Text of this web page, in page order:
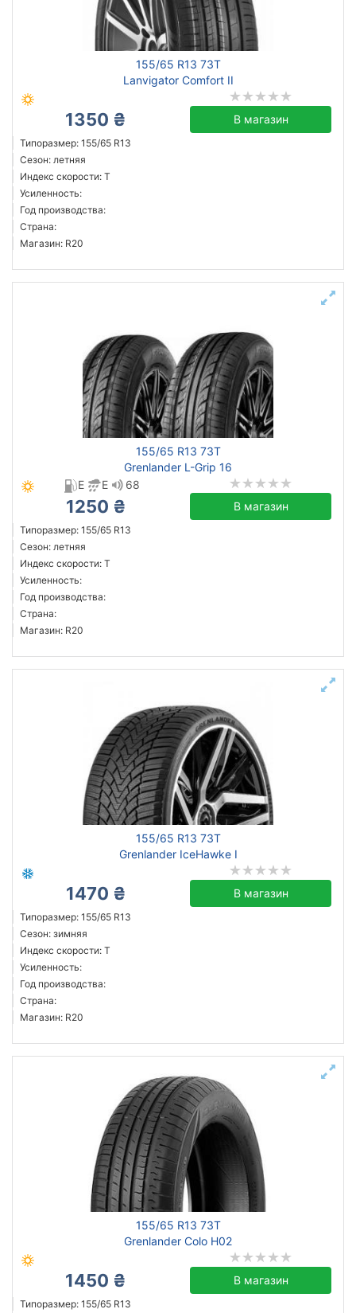
155/65 R13 73T
Lanvigator Comfort II
1350 ₴ В магазин
Типоразмер: 155/65 R13
Сезон: летняя
Индекс скорости: T
Усиленность:
Год производства:
Страна:
Магазин: R20
155/65 R13 73T
Grenlander L-Grip 16
E
E 68
1250 ₴ В магазин
Типоразмер: 155/65 R13
Сезон: летняя
Индекс скорости: T
Усиленность:
Год производства:
Страна:
Магазин: R20
155/65 R13 73T
Grenlander IceHawke I
1470 ₴ В магазин
Типоразмер: 155/65 R13
Сезон: зимняя
Индекс скорости: T
Усиленность:
Год производства:
Страна:
Магазин: R20
155/65 R13 73T
Grenlander Colo H02
1450 ₴ В магазин
Типоразмер: 155/65 R13